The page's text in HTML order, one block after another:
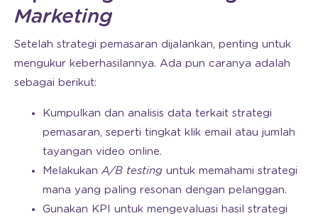
Marketing
Setelah strategi pemasaran dijalankan, penting untuk
mengukur keberhasilannya. Ada pun caranya adalah
sebagai berikut:
Kumpulkan dan analisis data terkait strategi
pemasaran, seperti tingkat klik email atau jumlah
tayangan video online.
MelakukanA/B testing untuk memahami strategi
mana yang paling resonan dengan pelanggan.
Gunakan KPI untuk mengevaluasi hasil strategi